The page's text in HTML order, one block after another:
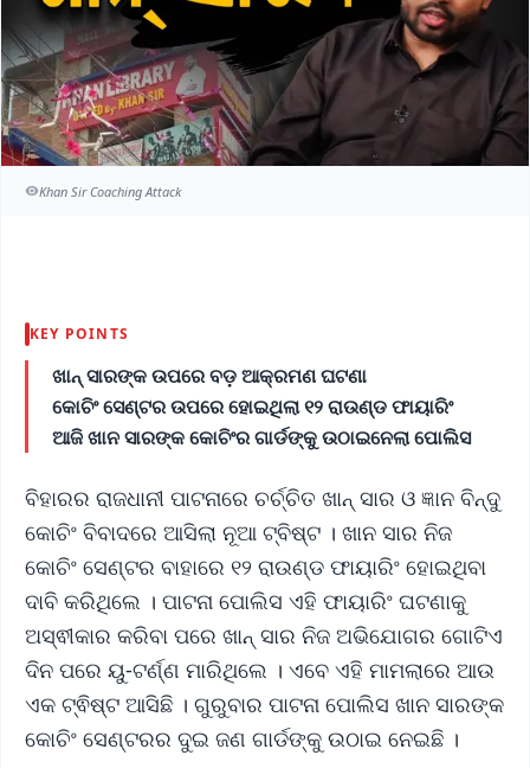
Khan Sir Coaching Attack
KEY POINTS
ଖାନ୍ ସାରଙ୍କ ଉପରେ ବଡ଼ ଆକ୍ରମଣ ଘଟଣା
କୋଚିଂ ସେଣ୍ଟର ଉପରେ ହୋଇଥିଲା ୧୨ ରାଉଣ୍ଡ ଫାୟାରିଂ
ଆଜି ଖାନ ସାରଙ୍କ କୋଚିଂର ଗାର୍ଡଙ୍କୁ ଉଠାଇନେଲା ପୋଲିସ
ବିହାରର ରାଜଧାନୀ ପାଟନାରେ ଚର୍ଚ୍ଚିତ ଖାନ୍ ସାର ଓ ଜ୍ଞାନ ବିନ୍ଦୁ
କୋଚିଂ ବିବାଦରେ ଆସିଲା ନୂଆ ଟ୍ବିଷ୍ଟ । ଖାନ ସାର ନିଜ
କୋଚିଂ ସେଣ୍ଟର ବାହାରେ ୧୨ ରାଉଣ୍ଡ ଫାୟାରିଂ ହୋଇଥିବା
ଦାବି କରିଥିଲେ । ପାଟନା ପୋଲିସ ଏହି ଫାୟାରିଂ ଘଟଣାକୁ
ଅସ୍ଵୀକାର କରିବା ପରେ ଖାନ୍ ସାର ନିଜ ଅଭିଯୋଗର ଗୋଟିଏ
ଦିନ ପରେ ୟୁ-ଟର୍ଣ୍ଣ ମାରିଥିଲେ । ଏବେ ଏହି ମାମଲାରେ ଆଉ
ଏକ ଟ୍ଵିଷ୍ଟ ଆସିଛି । ଗୁରୁବାର ପାଟନା ପୋଲିସ ଖାନ ସାରଙ୍କ
କୋଚିଂ ସେଣ୍ଟରର ଦୁଇ ଜଣ ଗାର୍ଡଙ୍କୁ ଉଠାଇ ନେଇଛି ।